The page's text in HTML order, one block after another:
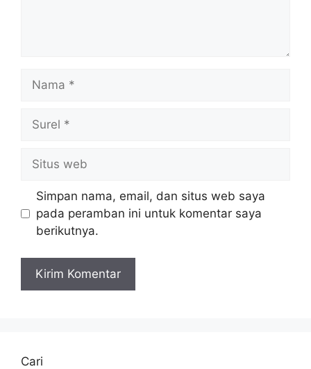
Nama
Surel
Situs
web
Simpan nama, email, dan situs web saya
pada peramban ini untuk komentar saya
berikutnya.
Cari